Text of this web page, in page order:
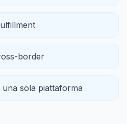
border
una sola piattaforma